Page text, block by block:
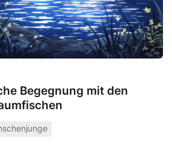
Begegnung mit den